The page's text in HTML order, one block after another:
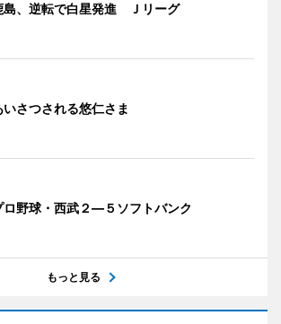
島、逆転で白星発進 Ｊリーグ
いさつされる悠仁さま
ロ野球・西武２―５ソフトバンク
もっと見る